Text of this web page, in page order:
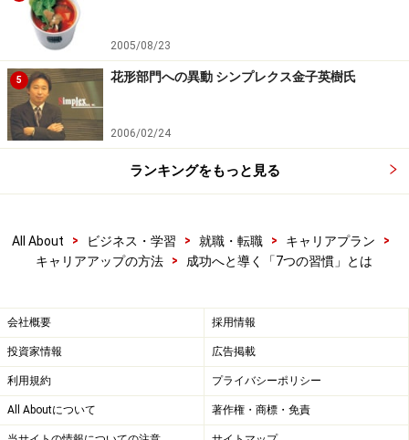
2005/08/23
5 花形部門への異動 シンプレクス金子英樹氏
2006/02/24
ランキングをもっと見る
All About > ビジネス・学習 > 就職・転職 > キャリアプラン
>
キャリアアップの方法
> 成功へと導く「7つの習慣」とは
会社概要 採用情報
投資家情報 広告掲載
利用規約 プライバシーポリシー
All Aboutについて 著作権・商標・免責